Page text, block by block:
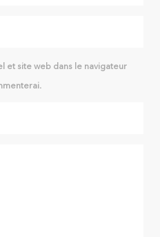
et site web dans le navigateur